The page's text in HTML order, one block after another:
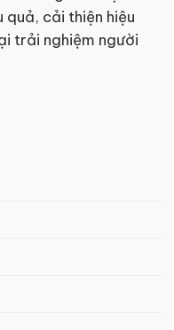
quả, cải thiện hiệu
trải nghiệm người